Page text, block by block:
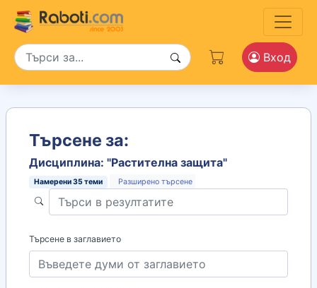
Вход
Търсене за:
Дисциплина: "Растителна защита"
Намерени35теми Разширено търсене
Търсене в заглавието